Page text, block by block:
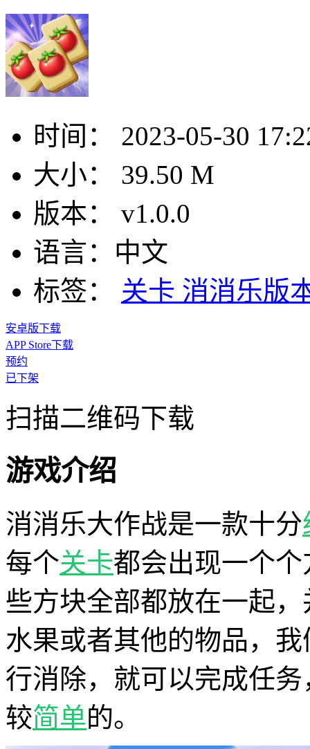
时间：
2023-05-30
大小：
39.50 M
版本：
v1.0.0
语言： 中文
标签：
关卡 消消乐版
安卓版下载
APP Store下载
预约
已下架
扫描二维码下载
游戏介绍
消消乐大作战是一款十分
每个关卡都会出现一个
些方块全部都放在一起
水果或者其他的物品，
行消除，就可以完成任
较简单的。